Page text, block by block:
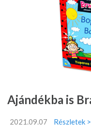
Ajándékba is
2021.09.07
Részletek